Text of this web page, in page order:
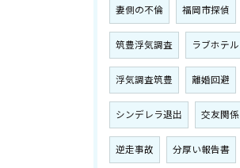
妻側の不倫 福岡市探偵
筑豊浮気調査 ラブホテル
浮気調査筑豊 離婚回避
シンデレラ退出 交友関係
逆走事故 分厚い報告書